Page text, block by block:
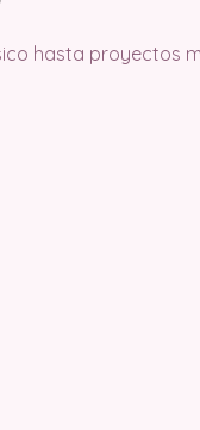
hasta proyectos